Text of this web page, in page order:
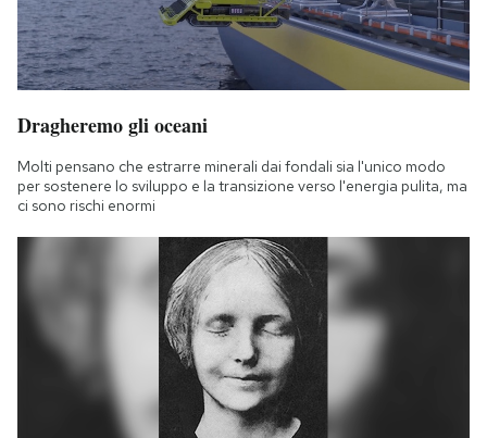
Dragheremo gli oceani
Molti pensano che estrarre minerali dai fondali sia l'unico modo
per sostenere lo sviluppo e la transizione verso l'energia pulita, ma
ci sono rischi enormi